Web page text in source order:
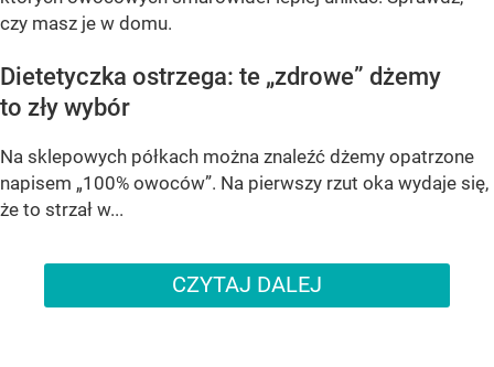
czy masz je w domu.
Dietetyczka ostrzega: te „zdrowe” dżemy
to zły wybór
Na sklepowych półkach można znaleźć dżemy opatrzone
napisem „100% owoców”. Na pierwszy rzut oka wydaje się,
że to strzał w...
CZYTAJ DALEJ